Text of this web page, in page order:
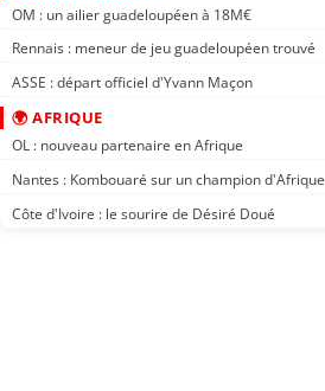
OM : un ailier guadeloupéen à 18M€
Rennais : meneur de jeu guadeloupéen trouvé
ASSE : départ officiel d'Yvann Maçon
🌍 AFRIQUE
OL : nouveau partenaire en Afrique
Nantes : Kombouaré sur un champion d'Afrique
Côte d'Ivoire : le sourire de Désiré Doué